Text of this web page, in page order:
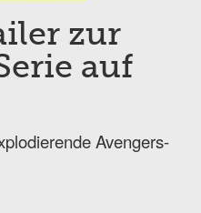
zur
auf
Avengers-